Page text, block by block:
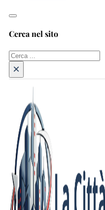
Cerca nel sito
Cerca
×